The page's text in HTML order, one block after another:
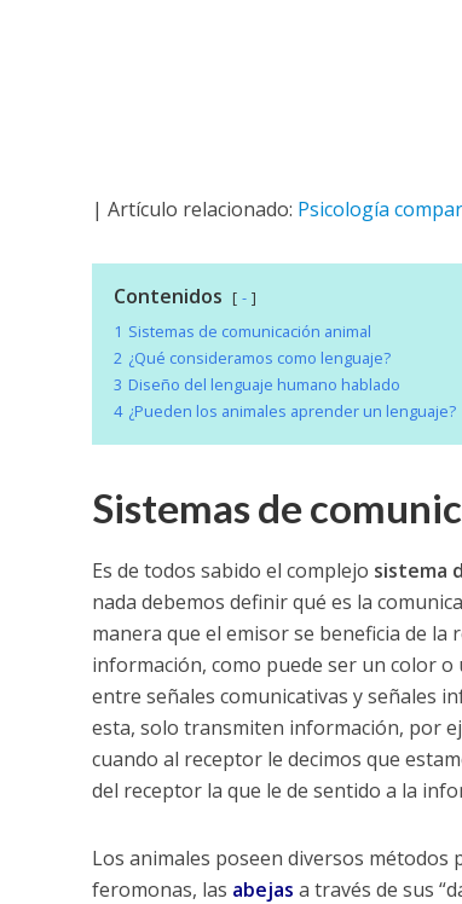
| Artículo relacionado: Psicología
Contenidos
-
1 Sistemas de comunicación animal
2 ¿Qué consideramos como lenguaje?
3 Diseño del lenguaje humano hablado
4 ¿Pueden los animales aprender un lenguaje?
Sistemas de
Es de todos sabido el complejo sistema
nada debemos definir qué es la
manera que el emisor se beneficia de la
información, como puede ser un color
entre señales comunicativas y señales
esta, solo transmiten información, por
cuando al receptor le decimos que
del receptor la que le de sentido a la
Los animales poseen diversos
feromonas, las abejas a través de sus